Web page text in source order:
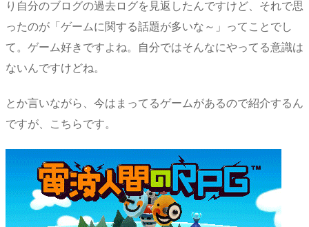
り自分のブログの過去ログを見返したんですけど、それで思
ったのが「ゲームに関する話題が多いな～」ってことでし
て。ゲーム好きですよね。自分ではそんなにやってる意識は
ないんですけどね。
とか言いながら、今はまってるゲームがあるので紹介するん
ですが、こちらです。